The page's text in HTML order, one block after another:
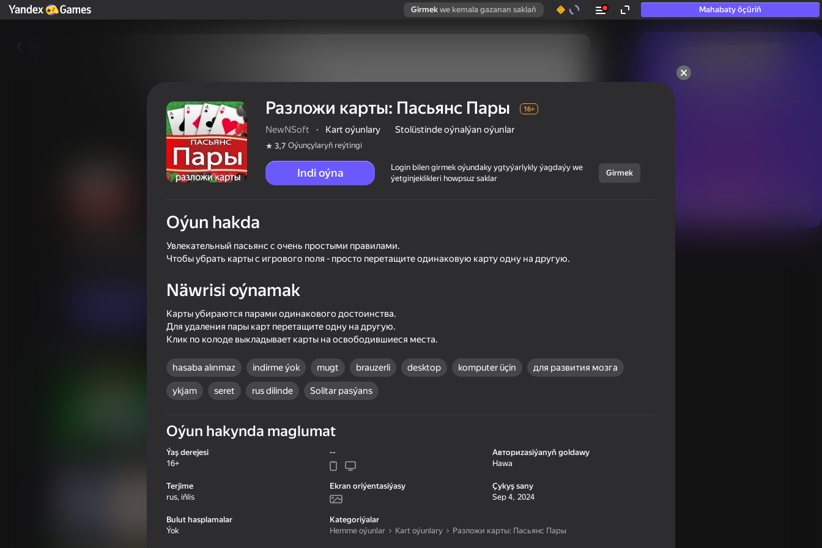
Girmek we kemala gazanan saklaň Mahabaty öçüriň
hatda «oýnamayanlar» hem
Разложи карты: Пасьянс Пары
Oýunçylaryň reýtingi 16+
16+ 73
ONU
53
Ball Clicker Plinko Clicker
74 16+ 55
Разложи карты: Пасьянс Пары 16+
NewNSoft · Kart oýunlary Stolüstinde oýnalýan oýunlar
3,7 Oýunçylaryň reýtingi
Indi oýna
Login bilen girmek oýundaky ygtyýarlykly ýagdaýy we
ýetginjeklikleri howpsuz saklar
Girmek
Oýun hakda
Увлекательный пасьянс с очень простыми правилами.
Чтобы убрать карты с игрового поля - просто перетащите одинаковую карту одну на другую.
Näwrisi oýnamak
Карты убираются парами одинакового достоинства.
Для удаления пары карт перетащите одну на другую.
Клик по колоде выкладывает карты на освободившиеся места.
hasaba alınmaz indirme ýok mugt brauzerli desktop komputer üçin для развития мозга
ykjam seret rus dilinde Solitar pasýans
Oýun hakynda maglumat
Ýaş derejesi
16+
--
Авториzasiýanyň goldawy
Hawa
Terjime
rus, iňlis
Ekran oriýentasiýasy
Çykyş sany
Sep 4, 2024
Bulut hasplamalar
Ýok
Kategoriýalar
Hemme oýunlar
Kart oýunlary Разложи карты: Пасьянс Пары